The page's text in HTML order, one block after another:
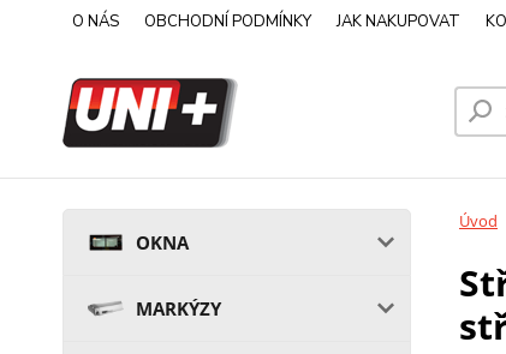
O NÁS OBCHODNÍ PODMÍNKY JAK NAKUPOVAT
OKNA
MARKÝZY
Úvod